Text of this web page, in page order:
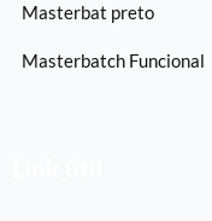
Masterbat preto
Masterbatch Funcional